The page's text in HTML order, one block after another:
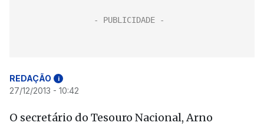
REDAÇÃO i
27/12/2013 - 10:42
O secretário do Tesouro Nacional, Arno